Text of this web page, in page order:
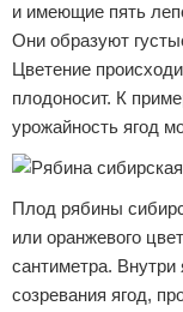
и имеющие пять
Они образуют
Цветение
плодоносит. К
урожайность ягод
Плод рябины
или оранжевого
сантиметра.
созревания ягод,